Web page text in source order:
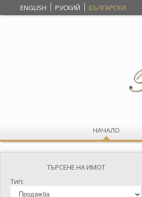
ENGLISH РУСКИЙ БЪЛГАРСКИ
НАЧАЛО
ТЪРСЕНЕ НА ИМОТ
Тип: